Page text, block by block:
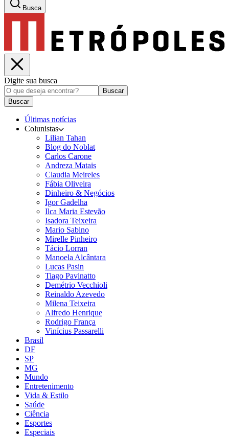
Busca
Digite sua busca
Buscar
Buscar
Últimas notícias
Colunistas
Lilian Tahan
Blog do Noblat
Carlos Carone
Andreza Matais
Claudia Meireles
Fábia Oliveira
Dinheiro & Negócios
Igor Gadelha
Ilca Maria Estevão
Isadora Teixeira
Mario Sabino
Mirelle Pinheiro
Tácio Lorran
Manoela Alcântara
Lucas Pasin
Tiago Pavinatto
Demétrio Vecchioli
Reinaldo Azevedo
Milena Teixeira
Alfredo Henrique
Rodrigo França
Vinícius Passarelli
Brasil
DF
SP
MG
Mundo
Entretenimento
Vida & Estilo
Saúde
Ciência
Esportes
Especiais